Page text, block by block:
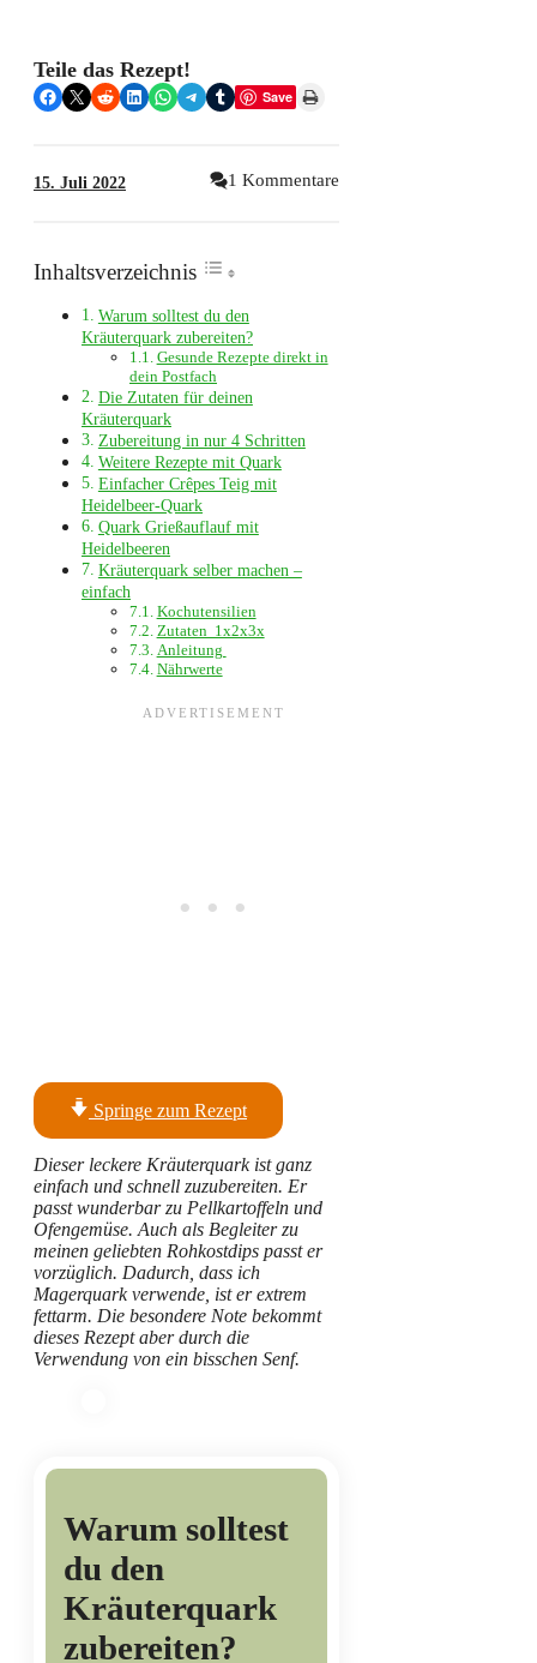
Teile das Rezept!
Share on Facebook
Share on X Share on RedditShare on LinkedIn
Share on WhatsApp
Share on Telegram
Share on TumblrSave Print this Page
15. Juli 2022 1 Kommentare
Inhaltsverzeichnis
Warum solltest du den
Kräuterquark zubereiten?
Gesunde Rezepte direkt in
dein Postfach
Die Zutaten für deinen
Kräuterquark
Zubereitung in nur 4 Schritten
Weitere Rezepte mit Quark
Einfacher Crêpes Teig mit
Heidelbeer-Quark
Quark Grießauflauf mit
Heidelbeeren
Kräuterquark selber machen –
einfach
Kochutensilien
Zutaten 1x2x3x
Anleitung
Nährwerte
Springe zum Rezept
Dieser leckere Kräuterquark ist ganz
einfach und schnell zuzubereiten. Er
passt wunderbar zu Pellkartoffeln und
Ofengemüse. Auch als Begleiter zu
meinen geliebten Rohkostdips passt er
vorzüglich. Dadurch, dass ich
Magerquark verwende, ist er extrem
fettarm. Die besondere Note bekommt
dieses Rezept aber durch die
Verwendung von ein bisschen Senf.
Warum solltest
du den
Kräuterquark
zubereiten?